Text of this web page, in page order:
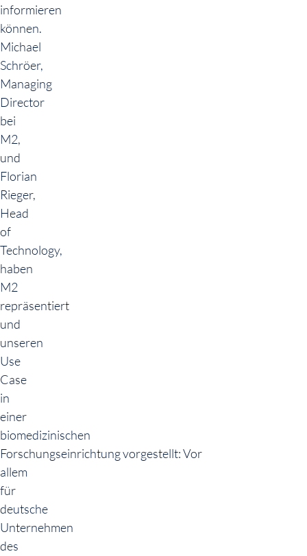
informieren
können.
Michael
Schröer,
Managing
Director
bei
M2,
und
Florian
Rieger,
Head
of
Technology,
haben
M2
repräsentiert
und
unseren
Use
Case
in
einer
biomedizinischen
Forschungseinrichtung vorgestellt:Vor
allem
für
deutsche
Unternehmen
des